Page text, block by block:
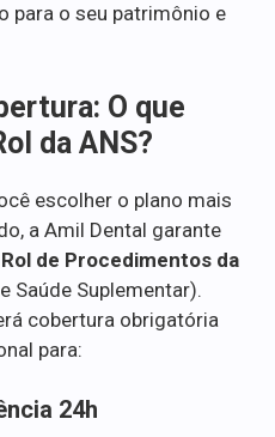
para o seu patrimônio e
O que
da ANS?
escolher o plano mais
a Amil Dental garante
Rol de Procedimentos da
Saúde Suplementar).
cobertura obrigatória
para:
24h